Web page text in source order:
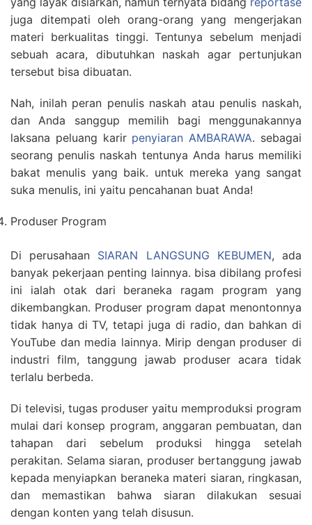
juga ditempati oleh orang-orang yang mengerjakan
materi berkualitas tinggi. Tentunya sebelum menjadi
sebuah acara, dibutuhkan naskah agar pertunjukan
tersebut bisa dibuatan.
Nah, inilah peran penulis naskah atau penulis naskah,
dan Anda sanggup memilih bagi menggunakannya
laksana peluang karir penyiaran AMBARAWA. sebagai
seorang penulis naskah tentunya Anda harus memiliki
bakat menulis yang baik. untuk mereka yang sangat
suka menulis, ini yaitu pencahanan buat Anda!
Produser Program
Di perusahaan SIARAN LANGSUNG KEBUMEN, ada
banyak pekerjaan penting lainnya. bisa dibilang profesi
ini ialah otak dari beraneka ragam program yang
dikembangkan. Produser program dapat menontonnya
tidak hanya di TV, tetapi juga di radio, dan bahkan di
YouTube dan media lainnya. Mirip dengan produser di
industri film, tanggung jawab produser acara tidak
terlalu berbeda.
Di televisi, tugas produser yaitu memproduksi program
mulai dari konsep program, anggaran pembuatan, dan
tahapan dari sebelum produksi hingga setelah
perakitan. Selama siaran, produser bertanggung jawab
kepada menyiapkan beraneka materi siaran, ringkasan,
dan memastikan bahwa siaran dilakukan sesuai
dengan konten yang telah disusun.